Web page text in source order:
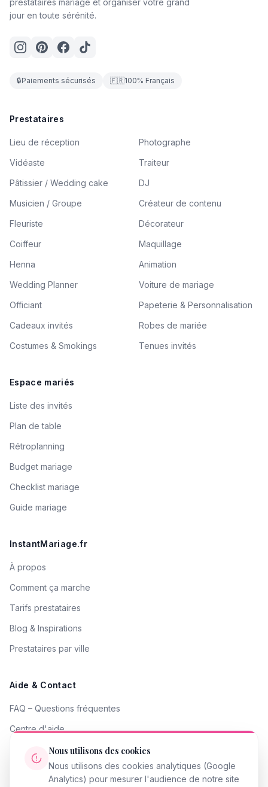
prestataires mariage et organiser votre grand
jour en toute sérénité.
🔒Paiements sécurisés 🇫🇷100% Français
Prestataires
Lieu de réception
Photographe
Vidéaste
Traiteur
Pâtissier / Wedding cake
DJ
Musicien / Groupe
Créateur de contenu
Fleuriste
Décorateur
Coiffeur
Maquillage
Henna
Animation
Wedding Planner
Voiture de mariage
Officiant
Papeterie & Personnalisation
Cadeaux invités
Robes de mariée
Costumes & Smokings
Tenues invités
Espace mariés
Liste des invités
Plan de table
Rétroplanning
Budget mariage
Checklist mariage
Guide mariage
InstantMariage.fr
À propos
Comment ça marche
Tarifs prestataires
Blog & Inspirations
Prestataires par ville
Aide & Contact
FAQ – Questions fréquentes
Centre d'aide
Contacter le support
Signaler un problème
Nous utilisons des cookies
Nous utilisons des cookies analytiques (Google
Analytics) pour mesurer l'audience de notre site